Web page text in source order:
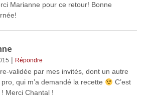
Marianne pour ce retour! Bonne
| Répondre
validée par mes invités, dont un autre
qui m’a demandé la recette
C’est
Merci Chantal !